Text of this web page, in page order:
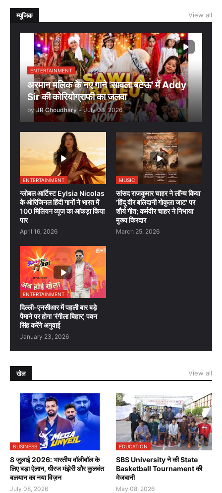
म्यूजिक View all
ENTERTAINMENT
अरमान मलिक के नए गाने 'सावला बटेऊ' में Addy
Sir की कोरियोग्राफी का जलवा
by JR Choudhary - July 03, 2026
ENTERTAINMENT
ग्लोबल आर्टिस्ट Eylsia Nicolas
के ओरिजिनल हिंदी गानों ने भारत में
100 मिलियन व्यूज का आंकड़ा किया
पार
April 16, 2026
MUSIC
सांसद राजकुमार चाहर ने लॉन्च किया
'हिंदू वीर बलिदानी गोकुला जाट' पर
शौर्य गीत; कर्मवीर चाहर ने निभाया
मुख्य किरदार
March 25, 2026
ENTERTAINMENT
दिल्ली-एनसीआर में पहली बार बड़े
पैमाने पर होगा ‘रंगीला बिहार’, पवन
सिंह करेंगे अगुवाई
January 23, 2026
खेल View all
BUSINESS
8 जुलाई 2026: भारतीय वॉलीबॉल के
लिए बड़ा ऐलान, धीरज मंझेरी और कुलवंत
बलयान का नया विज़न
July 08, 2026
EDUCATION
SBS University ने की State
Basketball Tournament की
मेजबानी
May 08, 2026